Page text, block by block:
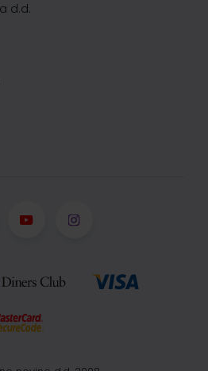
d.d.